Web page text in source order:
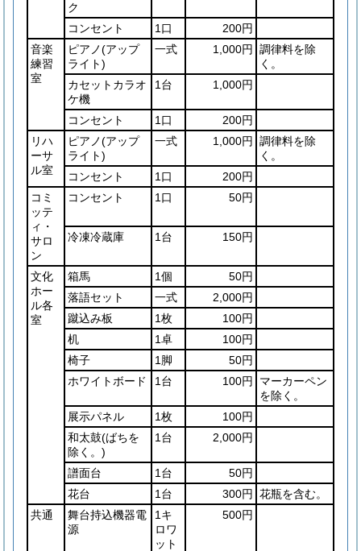
ク
コンセント 1口
200円
音楽
練習
室
ピアノ(アップ
ライト)
一式 1,000円
調律料を除
く。
カセットカラオ
ケ機
1台 1,000円
コンセント 1口
200円
リハ
ーサ
ル室
ピアノ(アップ
ライト)
一式 1,000円
調律料を除
く。
コンセント
1口
200円
コミ
ッテ
ィ・
サロ
ン
コンセント 1口 50円
冷凍冷蔵庫 1台 150円
文化
ホー
ル各
室
箱馬 1個
50円
落語セット
一式
2,000円
蹴込み板
1枚
100円
机
1卓
100円
椅子
1脚
50円
ホワイトボード
1台 100円
マーカーペン
を除く。
展示パネル
1枚
100円
和太鼓(ばちを
除く。)
1台 2,000円
譜面台 1台
50円
花台
1台 300円
花瓶を含む。
共通
舞台持込機器電
源
1キ
ロワ
ット
500円